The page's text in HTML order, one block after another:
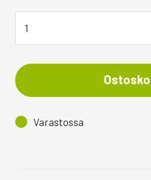
Varastossa